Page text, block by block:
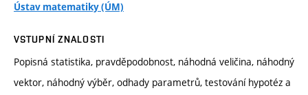
Ústav matematiky (ÚM)
VSTUPNÍ ZNALOSTI
Popisná statistika, pravděpodobnost, náhodná veličina, náhodný
vektor, náhodný výběr, odhady parametrů, testování hypotéz a